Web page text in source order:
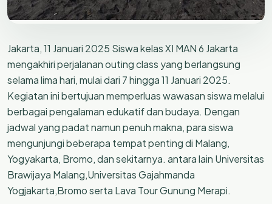
Jakarta, 11 Januari 2025 Siswa kelas XI MAN 6 Jakarta
mengakhiri perjalanan outing class yang berlangsung
selama lima hari, mulai dari 7 hingga 11 Januari 2025.
Kegiatan ini bertujuan memperluas wawasan siswa melalui
berbagai pengalaman edukatif dan budaya. Dengan
jadwal yang padat namun penuh makna, para siswa
mengunjungi beberapa tempat penting di Malang,
Yogyakarta, Bromo, dan sekitarnya. antara lain Universitas
Brawijaya Malang,Universitas Gajahmanda
Yogjakarta,Bromo serta Lava Tour Gunung Merapi.